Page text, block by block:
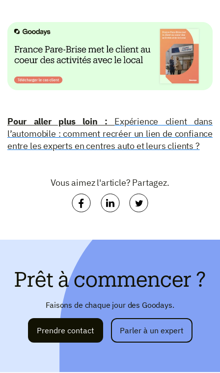
Pour aller plus loin : Expérience client dans
l’automobile : comment recréer un lien de confiance
entre les experts en centres auto et leurs clients ?
Vous aimez l'article? Partagez.
Prêt à commencer ?
Faisons de chaque jour des Goodays.
Prendre contact Parler à un expert